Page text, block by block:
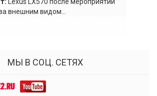
Lexus LХ570 после мероприятий
внешним видом...
МЫ В СОЦ. СЕТЯХ